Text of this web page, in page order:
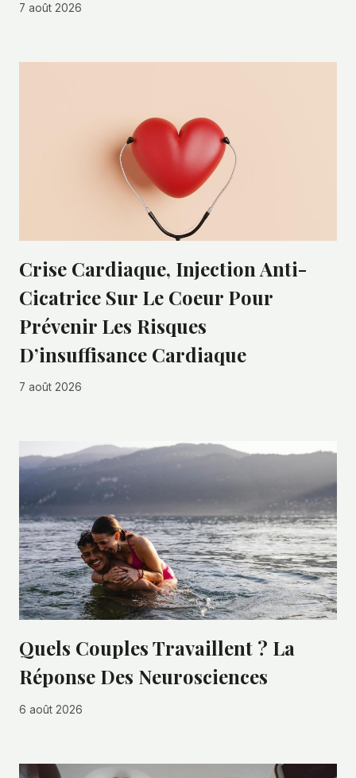
7 août 2026
Crise Cardiaque, Injection Anti-
Cicatrice Sur Le Coeur Pour
Prévenir Les Risques
D’insuffisance Cardiaque
7 août 2026
Quels Couples Travaillent ? La
Réponse Des Neurosciences
6 août 2026